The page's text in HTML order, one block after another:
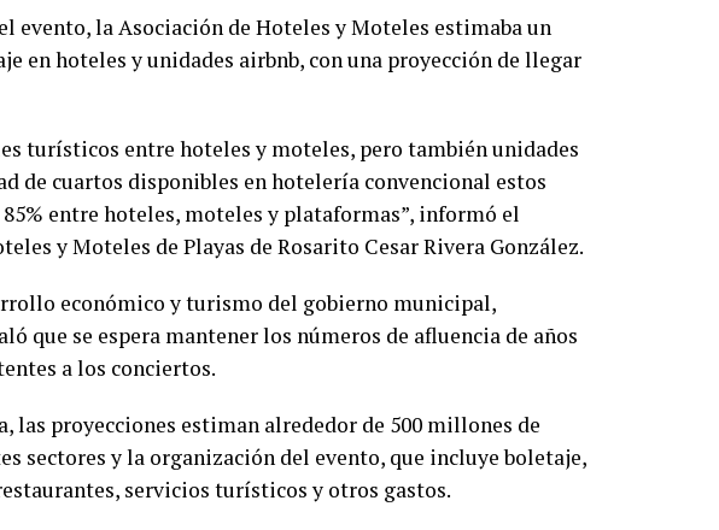
evento, la Asociación de Hoteles y Moteles estimaba un
en hoteles y unidades airbnb, con una proyección de llegar
turísticos entre hoteles y moteles, pero también unidades
de cuartos disponibles en hotelería convencional estos
entre hoteles, moteles y plataformas”, informó el
y Moteles de Playas de Rosarito Cesar Rivera González.
económico y turismo del gobierno municipal,
que se espera mantener los números de afluencia de años
a los conciertos.
las proyecciones estiman alrededor de 500 millones de
sectores y la organización del evento, que incluye boletaje,
servicios turísticos y otros gastos.